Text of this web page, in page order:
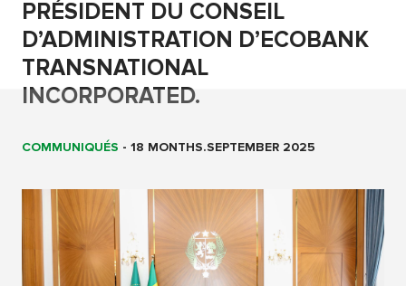
PRÉSIDENT DU CONSEIL
D’ADMINISTRATION D’ECOBANK
TRANSNATIONAL
INCORPORATED.
COMMUNIQUÉS - 18 MONTHS.SEPTEMBER 2025